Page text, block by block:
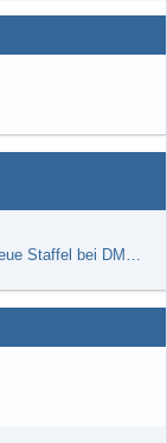
Die Modellbauer - Das Duell | Bewerbung für neue Staffel bei DMAX *Werbung*